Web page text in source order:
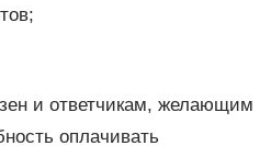
и ответчикам, желающим
оплачивать